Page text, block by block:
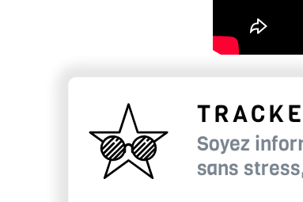
Soyez
sans